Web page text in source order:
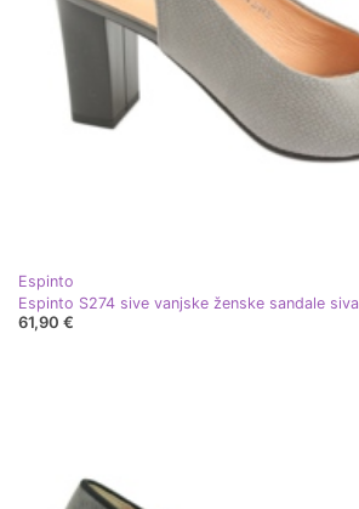
Espinto
Espinto S274 sive vanjske ženske sandale siva
61,90 €